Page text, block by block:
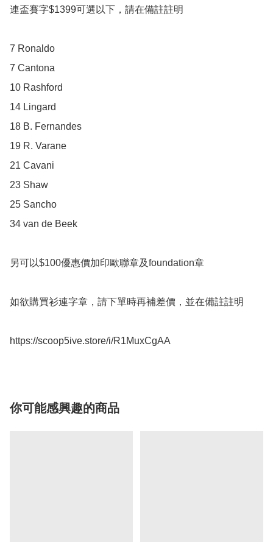
連盃賽字$1399可選以下，請在備註註明
7 Ronaldo
7 Cantona
10 Rashford
14 Lingard
18 B. Fernandes
19 R. Varane
21 Cavani
23 Shaw
25 Sancho
34 van de Beek
另可以$100優惠價加印歐聯章及foundation章
如欲購買衫連字章，請下單時再補差價，並在備註註明
https://scoop5ive.store/i/R1MuxCgAA
你可能感興趣的商品